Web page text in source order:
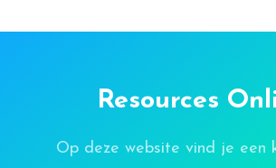
Resources
Op deze website vind je een